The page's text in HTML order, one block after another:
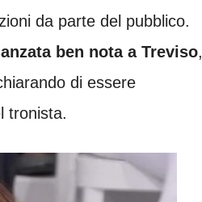
da parte del pubblico.
ben nota a Treviso,
di essere
tronista.